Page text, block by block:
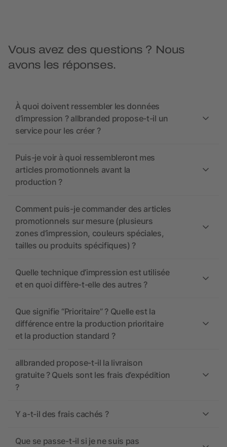
Vous avez des questions ? Nous
avons les réponses.
À quoi doivent ressembler les données
d’impression ? allbranded propose-t-il un
service pour les créer ?
Puis-je voir à quoi ressembleront mes
articles promotionnels avant la
production ?
Comment puis-je commander des articles
promotionnels sur mesure (plusieurs
zones d’impression, couleurs spéciales,
tailles ou produits spécifiques) ?
Quelle technique d’impression est utilisée
et en quoi diffère-t-elle des autres ?
Que signifie “Prioritaire” ? Quelle est la
différence entre la production prioritaire
et la production standard ?
allbranded propose-t-il la livraison
gratuite ? Quels sont les frais d’expédition
?
Y a-t-il des frais cachés ?
Que se passe-t-il si je ne suis pas